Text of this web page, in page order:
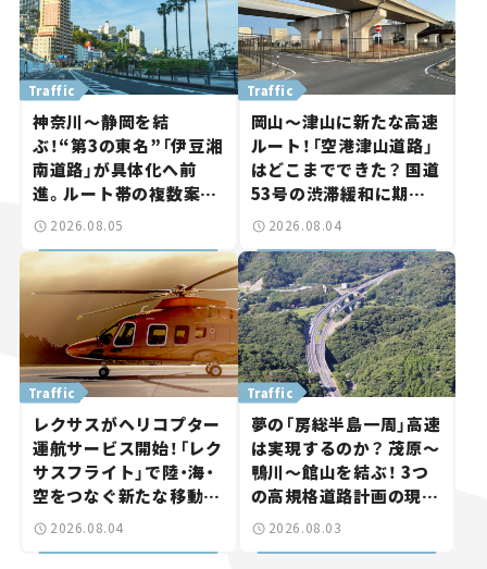
神奈川～静岡を結
ぶ！“第3の東名”「伊豆湘
南道路」が具体化へ前
進。ルート帯の複数案検
討へ。熱海まで信号ゼロ
道路計画】
Traffic
2026.08.05
岡山～津山に新たな高速
ルート！「空港津山道路」
はどこまでできた？ 国道
53号の渋滞緩和に期待。
岡山市側でも動きが【い
Traffic
2026.08.04
レクサスがヘリコプター
運航サービス開始！「レク
サスフライト」で陸・海・
空をつなぐ新たな移動体
験とは
Traffic
2026.08.04
夢の「房総半島一周」高速
は実現するのか？ 茂原～
鴨川～館山を結ぶ！ 3つ
の高規格道路計画の現
状。「館山鴨川道路」で検
Traffic
2026.08.03